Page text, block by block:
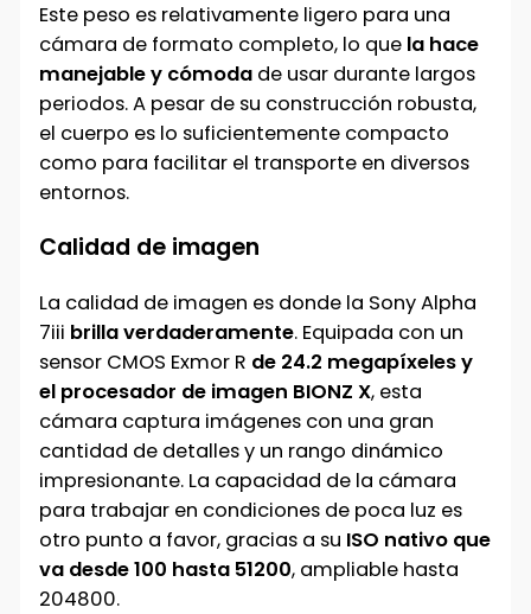
Este peso es relativamente ligero para una
cámara de formato completo, lo que la hace
manejable y cómoda de usar durante largos
periodos. A pesar de su construcción robusta,
el cuerpo es lo suficientemente compacto
como para facilitar el transporte en diversos
entornos.
Calidad de imagen
La calidad de imagen es donde la Sony Alpha
7iii brilla verdaderamente. Equipada con un
sensor CMOS Exmor R de 24.2 megapíxeles y
el procesador de imagen BIONZ X, esta
cámara captura imágenes con una gran
cantidad de detalles y un rango dinámico
impresionante. La capacidad de la cámara
para trabajar en condiciones de poca luz es
otro punto a favor, gracias a su ISO nativo que
va desde 100 hasta 51200, ampliable hasta
204800.